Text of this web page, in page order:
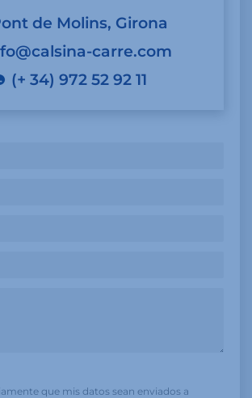
de Molins, Girona
carre.com
(+ 34) 972 52 92 11
que mis datos sean enviados a